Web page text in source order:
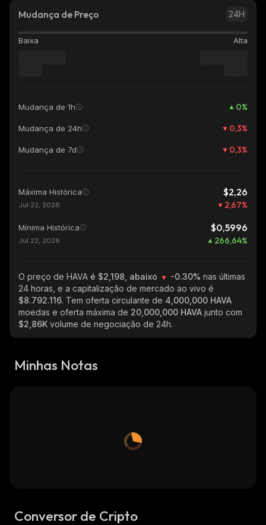
Mudança de Preço 24H
Baixa Alta
Mudança de 1h 0%
Mudança de 24h 0,3%
Mudança de 7d 0,3%
Máxima Histórica $2,26
Jul 22, 2026 2,67%
Mínima Histórica $0,5996
Jul 22, 2026 266,64%
O preço de HAVA é $2,198, abaixo -0.30% nas últimas
24 horas, e a capitalização de mercado ao vivo é
$8.792.116. Tem oferta circulante de 4,000,000 HAVA
moedas e oferta máxima de 20,000,000 HAVA junto com
$2,86K volume de negociação de 24h.
Minhas Notas
Conversor de Cripto